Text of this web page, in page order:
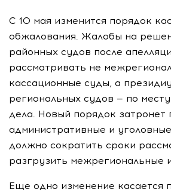
С 10 мая изменится порядок
обжалования. Жалобы на
районных судов после
рассматривать не
кассационные суды, а
региональных судов — по
дела. Новый порядок затронет
административные и
должно сократить сроки
разгрузить межрегиональные
Еще одно изменение касается